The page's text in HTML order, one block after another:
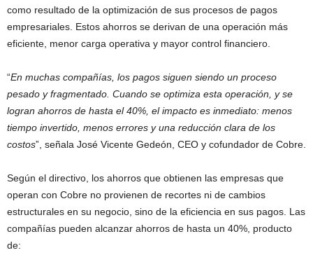
como resultado de la optimización de sus procesos de pagos
empresariales. Estos ahorros se derivan de una operación más
eficiente, menor carga operativa y mayor control financiero.
“En muchas compañías, los pagos siguen siendo un proceso
pesado y fragmentado. Cuando se optimiza esta operación, y se
logran ahorros de hasta el 40%, el impacto es inmediato: menos
tiempo invertido, menos errores y una reducción clara de los
costosˮ, señala José Vicente Gedeón, CEO y cofundador de Cobre.
Según el directivo, los ahorros que obtienen las empresas que
operan con Cobre no provienen de recortes ni de cambios
estructurales en su negocio, sino de la eficiencia en sus pagos. Las
compañías pueden alcanzar ahorros de hasta un 40%, producto
de: